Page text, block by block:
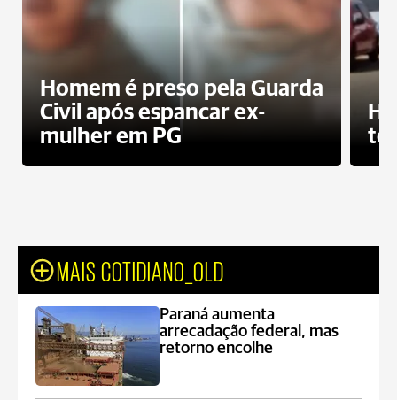
Homem é preso pela Guarda
Civil após espancar ex-
mulher em PG
MAIS COTIDIANO_OLD
Paraná aumenta
arrecadação federal, mas
retorno encolhe